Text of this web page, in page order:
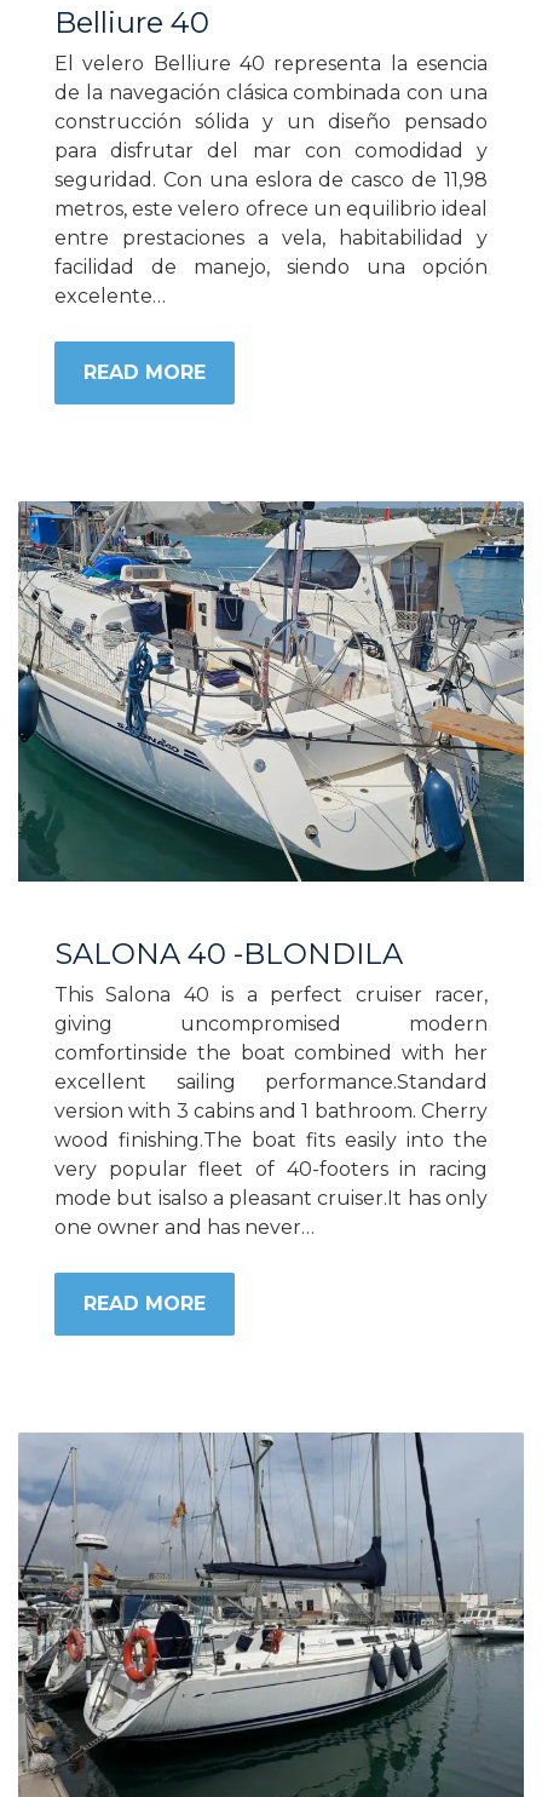
Belliure 40
El velero Belliure 40 representa la esencia
de la navegación clásica combinada con una
construcción sólida y un diseño pensado
para disfrutar del mar con comodidad y
seguridad. Con una eslora de casco de 11,98
metros, este velero ofrece un equilibrio ideal
entre prestaciones a vela, habitabilidad y
facilidad de manejo, siendo una opción
excelente…
READ MORE
SALONA 40 -BLONDILA
This Salona 40 is a perfect cruiser racer,
giving uncompromised modern
comfortinside the boat combined with her
excellent sailing performance.Standard
version with 3 cabins and 1 bathroom. Cherry
wood finishing.The boat fits easily into the
very popular fleet of 40-footers in racing
mode but isalso a pleasant cruiser.It has only
one owner and has never…
READ MORE